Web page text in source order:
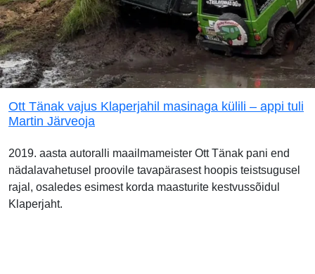
Ott Tänak vajus Klaperjahil masinaga külili – appi tuli
Martin Järveoja
2019. aasta autoralli maailmameister Ott Tänak pani end
nädalavahetusel proovile tavapärasest hoopis teistsugusel
rajal, osaledes esimest korda maasturite kestvussõidul
Klaperjaht.